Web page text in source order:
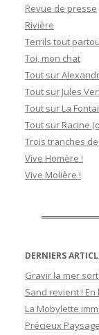
Revue de presse
Rivière
Terrils tout
Toi, mon chat
Tout sur
Tout sur Jules
Tout sur La
Tout sur Racine
Trois tranches
Vive Homère !
Vive Molière !
DERNIERS
Gravir la mer
Sand revient !
La Mobylette
Précieux